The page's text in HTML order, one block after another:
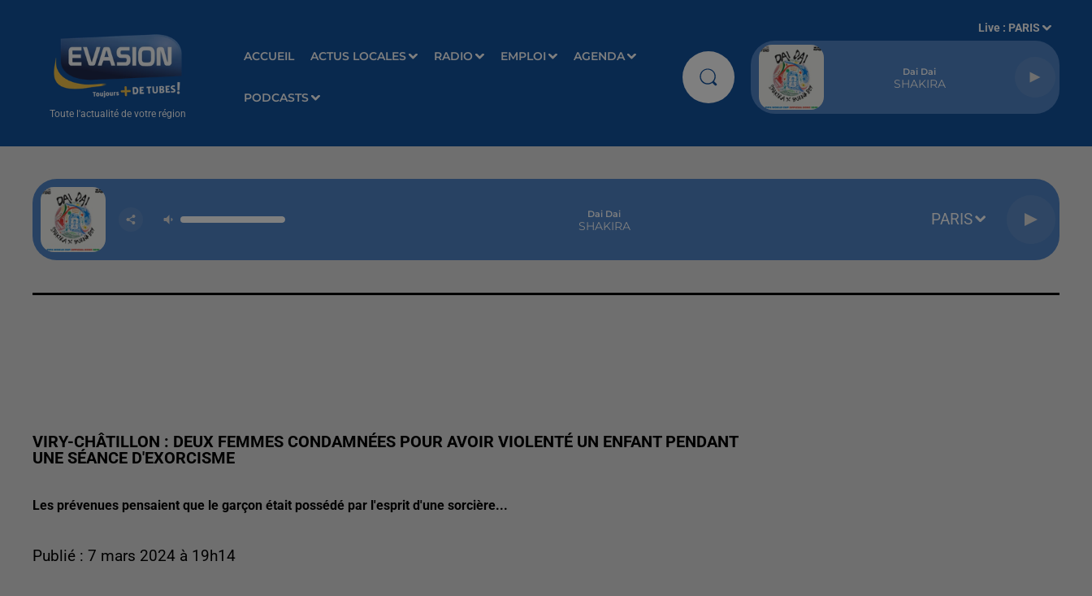
Toute l'actualité de votre région
ACCUEIL ACTUS LOCALES RADIO EMPLOI AGENDA
PODCASTS
Live : PARIS
Dai Dai
SHAKIRA
Dai Dai
SHAKIRA PARIS
VIRY-CHÂTILLON : DEUX FEMMES CONDAMNÉES POUR AVOIR VIOLENTÉ UN ENFANT PENDANT
UNE SÉANCE D'EXORCISME
Les prévenues pensaient que le garçon était possédé par l'esprit d'une sorcière...
Publié : 7 mars 2024 à 19h14